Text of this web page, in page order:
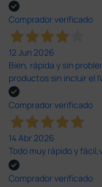
Comprador verificado
12 Jun 2026
Bien, rápida y sin
productos sin incluir el
Comprador verificado
14 Abr 2026
Todo muy rápido y
Comprador verificado